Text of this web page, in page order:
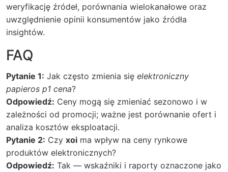
weryfikację źródeł, porównania wielokanałowe oraz
uwzględnienie opinii konsumentów jako źródła
insightów.
FAQ
Pytanie 1: Jak często zmienia się elektroniczny
papieros p1 cena?
Odpowiedź: Ceny mogą się zmieniać sezonowo i w
zależności od promocji; ważne jest porównanie ofert i
analiza kosztów eksploatacji.
Pytanie 2: Czy xoi ma wpływ na ceny rynkowe
produktów elektronicznych?
Odpowiedź: Tak — wskaźniki i raporty oznaczone jako